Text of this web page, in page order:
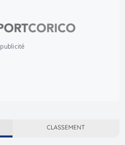
publicité
CLASSEMENT